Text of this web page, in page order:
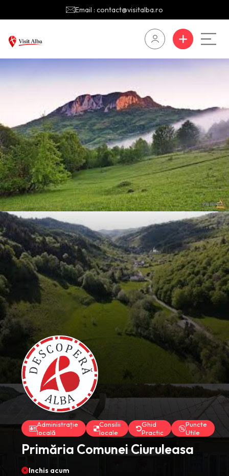
Email : contact@visitalba.ro
Administrație
locală
Consilii
locale
Ghid
Practic
Puncte
Utile
Primăria Comunei Ciuruleasa
Inchis acum